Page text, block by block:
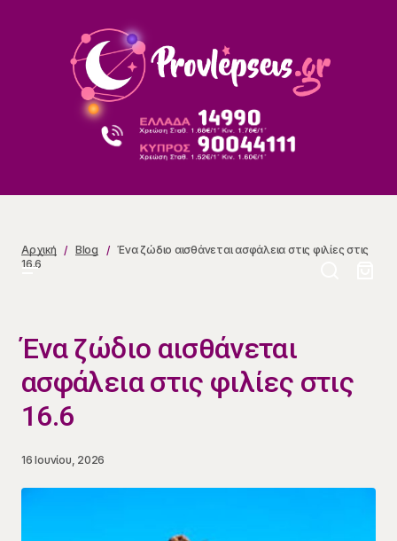
Αρχική Blog
Ένα ζώδιο αισθάνεται ασφάλεια στις φιλίες στις
16.6
Ένα ζώδιο αισθάνεται
ασφάλεια στις φιλίες στις
16.6
16 Ιουνίου, 2026